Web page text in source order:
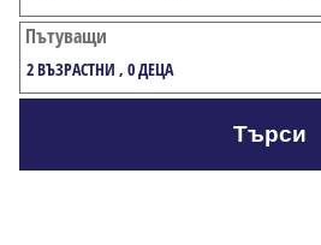
Пътуващи
2ВЪЗРАСТНИ , 0ДЕЦА
Търси